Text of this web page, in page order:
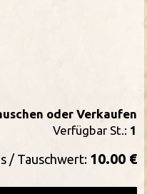
oder Verkaufen
Verfügbar St.: 1
/ Tauschwert: 10.00 €